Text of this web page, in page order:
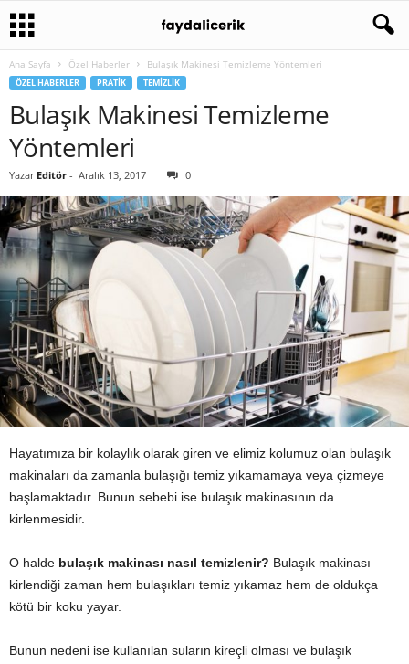
Ana Sayfa Özel Haberler Bulaşık Makinesi Temizleme Yöntemleri
ÖZEL HABERLER PRATIK TEMIZLIK
Bulaşık Makinesi Temizleme
Yöntemleri
Yazar Editör - Aralık 13, 2017 0
Hayatımıza bir kolaylık olarak giren ve elimiz kolumuz olan bulaşık
makinaları da zamanla bulaşığı temiz yıkamamaya veya çizmeye
başlamaktadır. Bunun sebebi ise bulaşık makinasının da
kirlenmesidir.
O halde bulaşık makinası nasıl temizlenir? Bulaşık makinası
kirlendiği zaman hem bulaşıkları temiz yıkamaz hem de oldukça
kötü bir koku yayar.
Bunun nedeni ise kullanılan suların kireçli olması ve bulaşık